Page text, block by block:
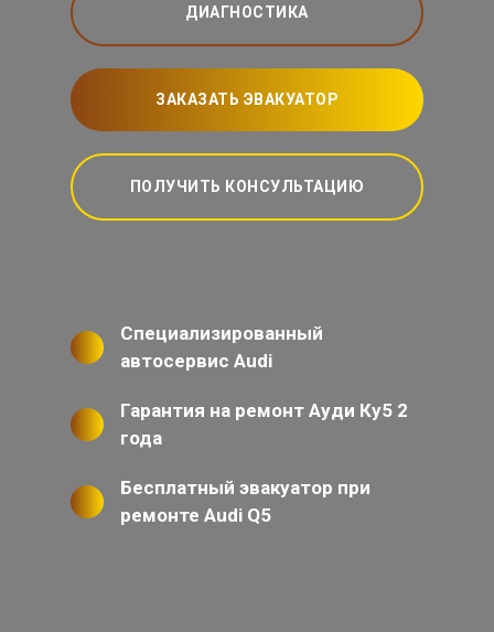
ДИАГНОСТИКА
ЗАКАЗАТЬ ЭВАКУАТОР
ПОЛУЧИТЬ КОНСУЛЬТАЦИЮ
Специализированный
автосервис Audi
Гарантия на ремонт Ауди Ку5 2
года
Бесплатный эвакуатор при
ремонте Audi Q5